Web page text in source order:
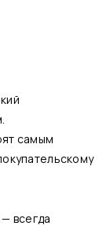
самым
всегда